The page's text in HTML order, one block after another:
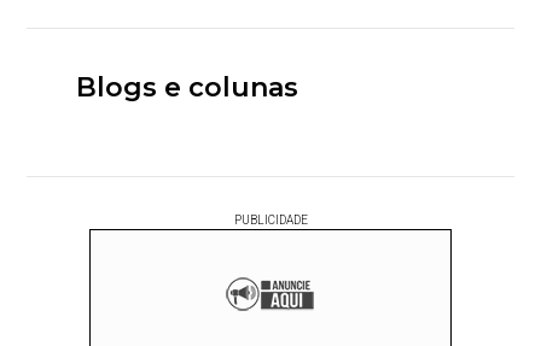
Blogs e colunas
PUBLICIDADE